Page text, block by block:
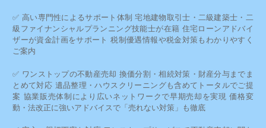
✅ 高い専門性によるサポート体制 宅地建物取引士・二級建築士・二
級ファイナンシャルプランニング技能士が在籍 住宅ローンアドバイ
ザーが資金計画をサポート 税制優遇情報や税金対策もわかりやすく
ご案内
✅ ワンストップの不動産売却 換価分割・相続対策・財産分与までま
とめて対応 遺品整理・ハウスクリーニングも含めてトータルでご提
案 協業販売体制により広いネットワークで早期売却を実現 価格変
動・法改正に強いアドバイスで「売れない対策」も徹底